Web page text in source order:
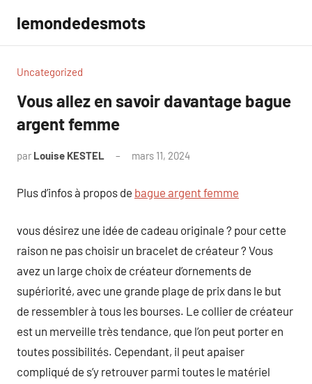
contenu
lemondedesmots
Uncategorized
Vous allez en savoir davantage bague
argent femme
par Louise KESTEL mars 11, 2024
Plus d’infos à propos de bague argent femme
vous désirez une idée de cadeau originale ? pour cette
raison ne pas choisir un bracelet de créateur ? Vous
avez un large choix de créateur d’ornements de
supériorité, avec une grande plage de prix dans le but
de ressembler à tous les bourses. Le collier de créateur
est un merveille très tendance, que l’on peut porter en
toutes possibilités. Cependant, il peut apaiser
compliqué de s’y retrouver parmi toutes le matériel